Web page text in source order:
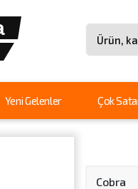
Site içinde
Yeni Gelenler Çok
Cobra